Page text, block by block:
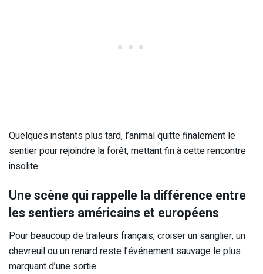
Quelques instants plus tard, l’animal quitte finalement le
sentier pour rejoindre la forêt, mettant fin à cette rencontre
insolite.
Une scène qui rappelle la différence entre
les sentiers américains et européens
Pour beaucoup de traileurs français, croiser un sanglier, un
chevreuil ou un renard reste l’événement sauvage le plus
marquant d’une sortie.